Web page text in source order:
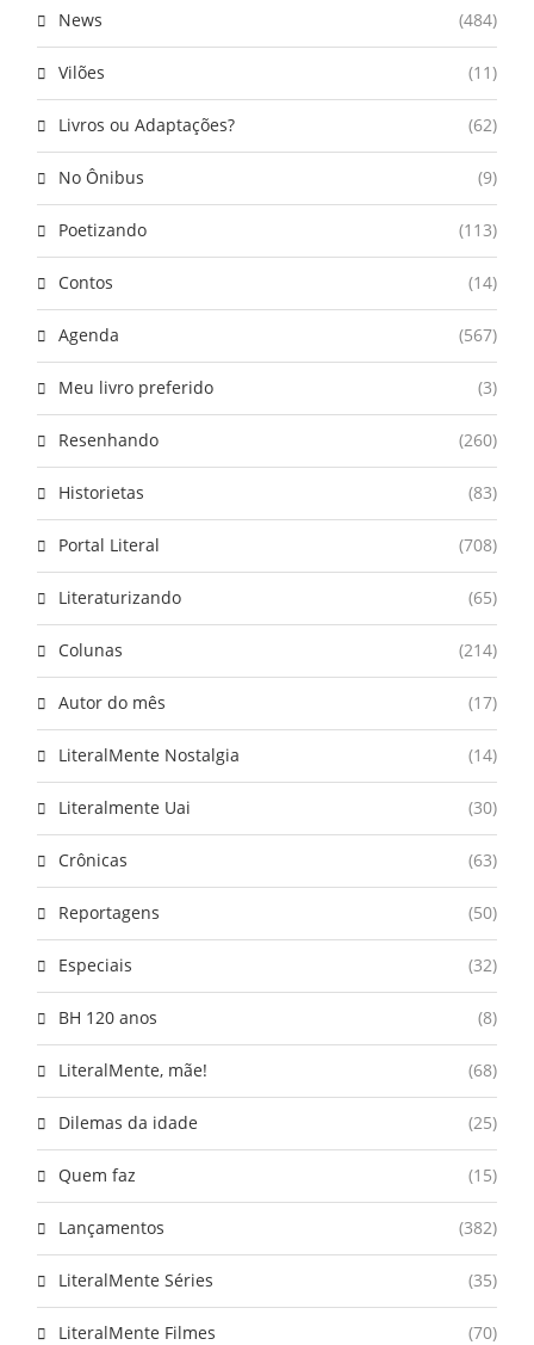
News (484)
Vilões (11)
Livros ou Adaptações? (62)
No Ônibus (9)
Poetizando (113)
Contos (14)
Agenda (567)
Meu livro preferido (3)
Resenhando (260)
Historietas (83)
Portal Literal (708)
Literaturizando (65)
Colunas (214)
Autor do mês (17)
LiteralMente Nostalgia (14)
Literalmente Uai (30)
Crônicas (63)
Reportagens (50)
Especiais (32)
BH 120 anos (8)
LiteralMente, mãe! (68)
Dilemas da idade (25)
Quem faz (15)
Lançamentos (382)
LiteralMente Séries (35)
LiteralMente Filmes (70)